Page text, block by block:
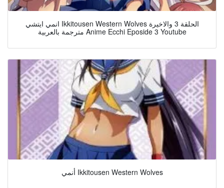
انمي ايتشي Ikkitousen Western Wolves الحلقة 3 والاخيرة
مترجمة بالعربية Anime Ecchi Eposide 3 Youtube
أنمي Ikkitousen Western Wolves